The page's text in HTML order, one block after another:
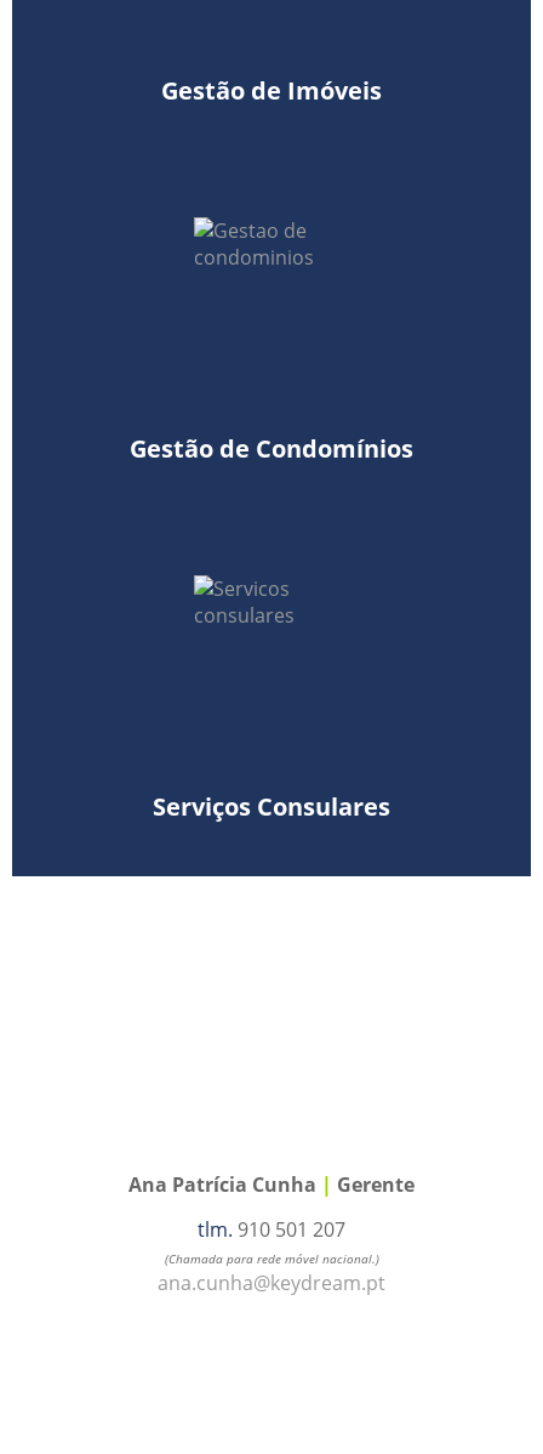
Gestão de Imóveis
Gestão de Condomínios
Serviços Consulares
Ana Patrícia Cunha | Gerente
tlm. 910 501 207
(Chamada para rede móvel nacional.)
ana.cunha@keydream.pt